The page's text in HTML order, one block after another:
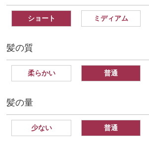
ショート ミディアム
髪の質
柔らかい 普通
髪の量
少ない 普通